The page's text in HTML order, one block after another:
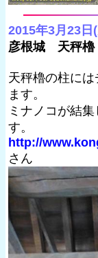
2015年3月23日
彦根城 天秤櫓
天秤櫓の柱に
ます。
ミナノコが結
す。
http://
さん